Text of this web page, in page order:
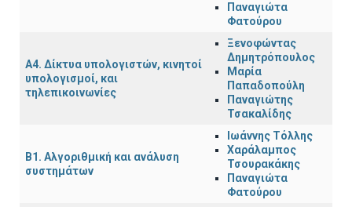
Παναγιώτα
Φατούρου
Α4. Δίκτυα υπολογιστών, κινητοί
υπολογισμοί, και
τηλεπικοινωνίες
Ξενοφώντας
Δημητρόπουλος
Μαρία
Παπαδοπούλη
Παναγιώτης
Τσακαλίδης
Β1. Αλγοριθμική και ανάλυση
συστημάτων
Ιωάννης Τόλλης
Χαράλαμπος
Τσουρακάκης
Παναγιώτα
Φατούρου